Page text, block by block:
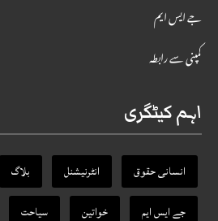
جے ایس ایم
کمپنی سے رابطہ
اہم کیٹگری
انسانی حقوق انٹرنیشنل بلاگ
جے ایس ایم
خواتین سیاحت